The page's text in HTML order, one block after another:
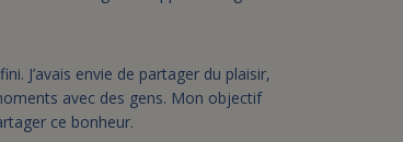
J’avais envie de partager du plaisir,
avec des gens. Mon objectif
ce bonheur.